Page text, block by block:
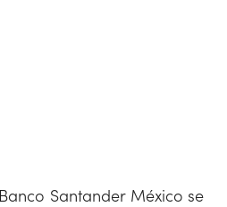
Santander México se